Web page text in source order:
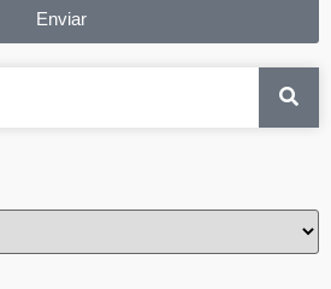
Enviar